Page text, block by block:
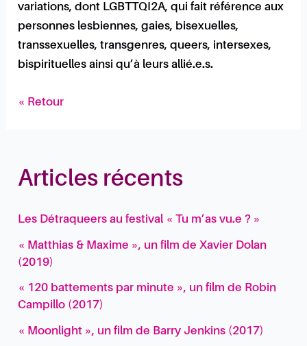
variations, dont LGBTTQI2A, qui fait référence aux
personnes lesbiennes, gaies, bisexuelles,
transsexuelles, transgenres, queers, intersexes,
bispirituelles ainsi qu’à leurs allié.e.s.
« Retour
Articles récents
Les Détraqueers au festival « Tu m’as vu.e ? »
« Matthias & Maxime », un film de Xavier Dolan
(2019)
« 120 battements par minute », un film de Robin
Campillo (2017)
« Moonlight », un film de Barry Jenkins (2017)